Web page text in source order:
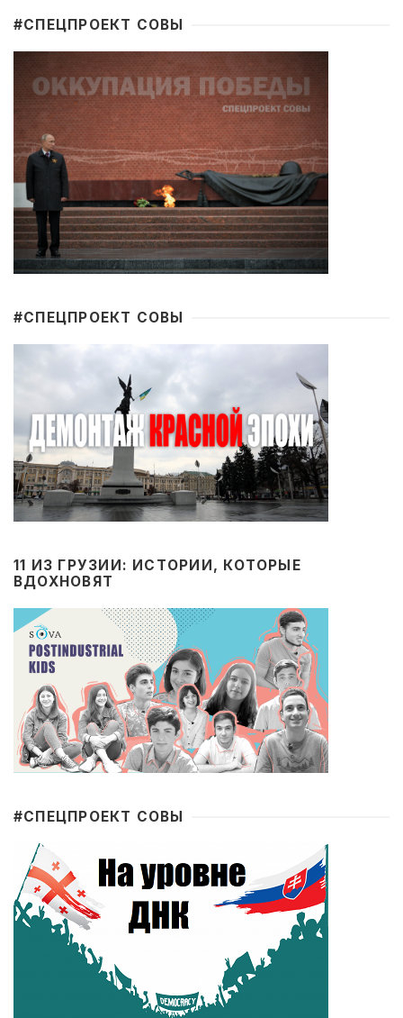
#CПЕЦПРОЕКТ СОВЫ
#CПЕЦПРОЕКТ СОВЫ
11 ИЗ ГРУЗИИ: ИСТОРИИ, КОТОРЫЕ
ВДОХНОВЯТ
#CПЕЦПРОЕКТ СОВЫ